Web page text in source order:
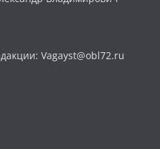
Vagayst@obl72.ru